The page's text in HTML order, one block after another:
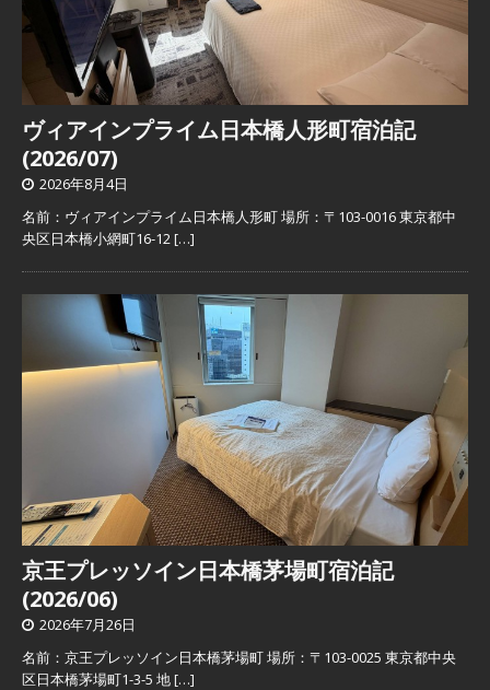
ヴィアインプライム日本橋人形町宿泊記
(2026/07)
2026年8月4日
名前：ヴィアインプライム日本橋人形町 場所：〒103-0016 東京都中
央区日本橋小網町16-12[…]
京王プレッソイン日本橋茅場町宿泊記
(2026/06)
2026年7月26日
名前：京王プレッソイン日本橋茅場町 場所：〒103-0025 東京都中央
区日本橋茅場町1-3-5 地[…]